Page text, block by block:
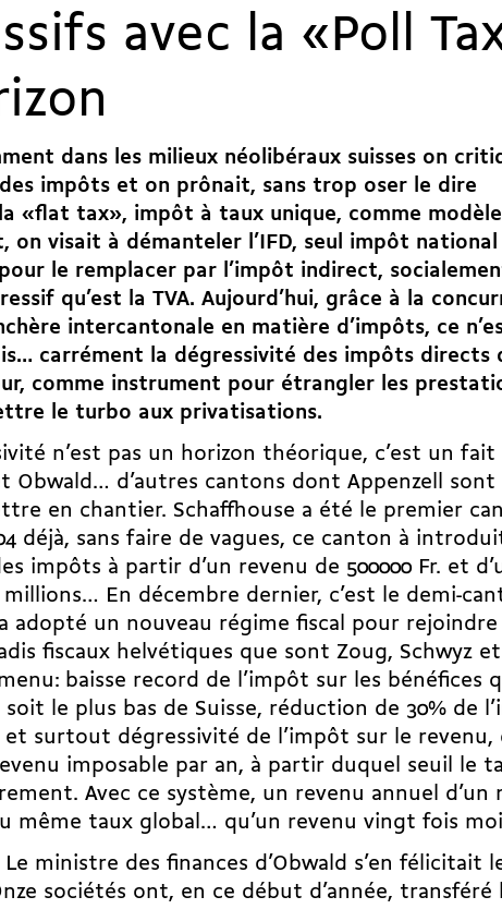
avec la «Poll
dans les milieux néolibéraux suisses on
impôts et on prônait, sans trop oser le dire
«flat tax», impôt à taux unique, comme
on visait à démanteler l’IFD, seul impôt
le remplacer par l’impôt indirect,
qu’est la TVA. Aujourd’hui, grâce à la
intercantonale en matière d’impôts, ce
carrément la dégressivité des impôts directs
comme instrument pour étrangler les
le turbo aux privatisations.
n’est pas un horizon théorique, c’est un fait
Obwald… d’autres cantons dont Appenzell sont
en chantier. Schaffhouse a été le premier
déjà, sans faire de vagues, ce canton à
impôts à partir d’un revenu de 500000 Fr. et
En décembre dernier, c’est le demi-
adopté un nouveau régime fiscal pour rejoindre
fiscaux helvétiques que sont Zoug, Schwyz et
baisse record de l’impôt sur les bénéfices
soit le plus bas de Suisse, réduction de 30% de
surtout dégressivité de l’impôt sur le revenu,
imposable par an, à partir duquel seuil le
Avec ce système, un revenu annuel d’un
même taux global… qu’un revenu vingt fois
ministre des finances d’Obwald s’en félicitait
sociétés ont, en ce début d’année, transféré